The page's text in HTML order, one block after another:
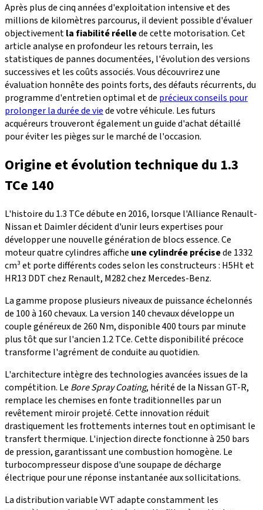
Après plus de cinq années d'exploitation intensive et des
millions de kilomètres parcourus, il devient possible d'évaluer
objectivementla fiabilité réellede cette motorisation. Cet
article analyse en profondeur les retours terrain, les
statistiques de pannes documentées, l'évolution des versions
successives et les coûts associés. Vous découvrirez une
évaluation honnête des points forts, des défauts récurrents, du
programme d'entretien optimal et de précieux conseils pour
prolonger la durée de viede votre véhicule. Les futurs
acquéreurs trouveront également un guide d'achat détaillé
pour éviter les pièges sur le marché de l'occasion.
Origine et évolution technique du 1.3
TCe 140
L'histoire du 1.3 TCe débute en 2016, lorsque l'Alliance Renault-
Nissan et Daimler décident d'unir leurs expertises pour
développer une nouvelle génération de blocs essence. Ce
moteur quatre cylindres affiche une cylindrée précisede 1332
cm³ et porte différents codes selon les constructeurs : H5Ht et
HR13 DDT chez Renault, M282 chez Mercedes-Benz.
La gamme propose plusieurs niveaux de puissance échelonnés
de 100 à 160 chevaux. La version 140 chevaux développe un
couple généreux de 260 Nm, disponible 400 tours par minute
plus tôt que sur l'ancien 1.2 TCe. Cette disponibilité précoce
transforme l'agrément de conduite au quotidien.
L'architecture intègre des technologies avancées issues de la
compétition. Le Bore Spray Coating, hérité de la Nissan GT-R,
remplace les chemises en fonte traditionnelles par un
revêtement miroir projeté. Cette innovation réduit
drastiquement les frottements internes tout en optimisant le
transfert thermique. L'injection directe fonctionne à 250 bars
de pression, garantissant une combustion homogène. Le
turbocompresseur dispose d'une soupape de décharge
électrique pour une réponse instantanée aux sollicitations.
La distribution variable VVT adapte constamment les